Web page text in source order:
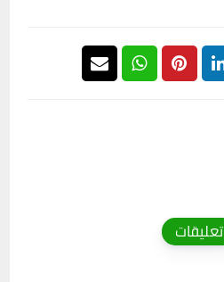
تعليقات